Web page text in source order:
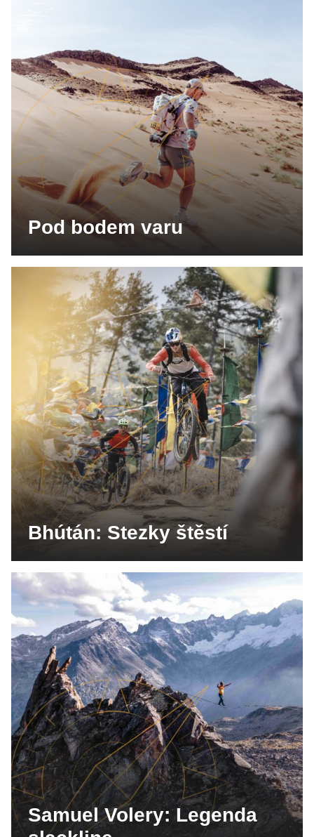
Pod bodem varu
Bhútán: Stezky štěstí
Samuel Volery: Legenda